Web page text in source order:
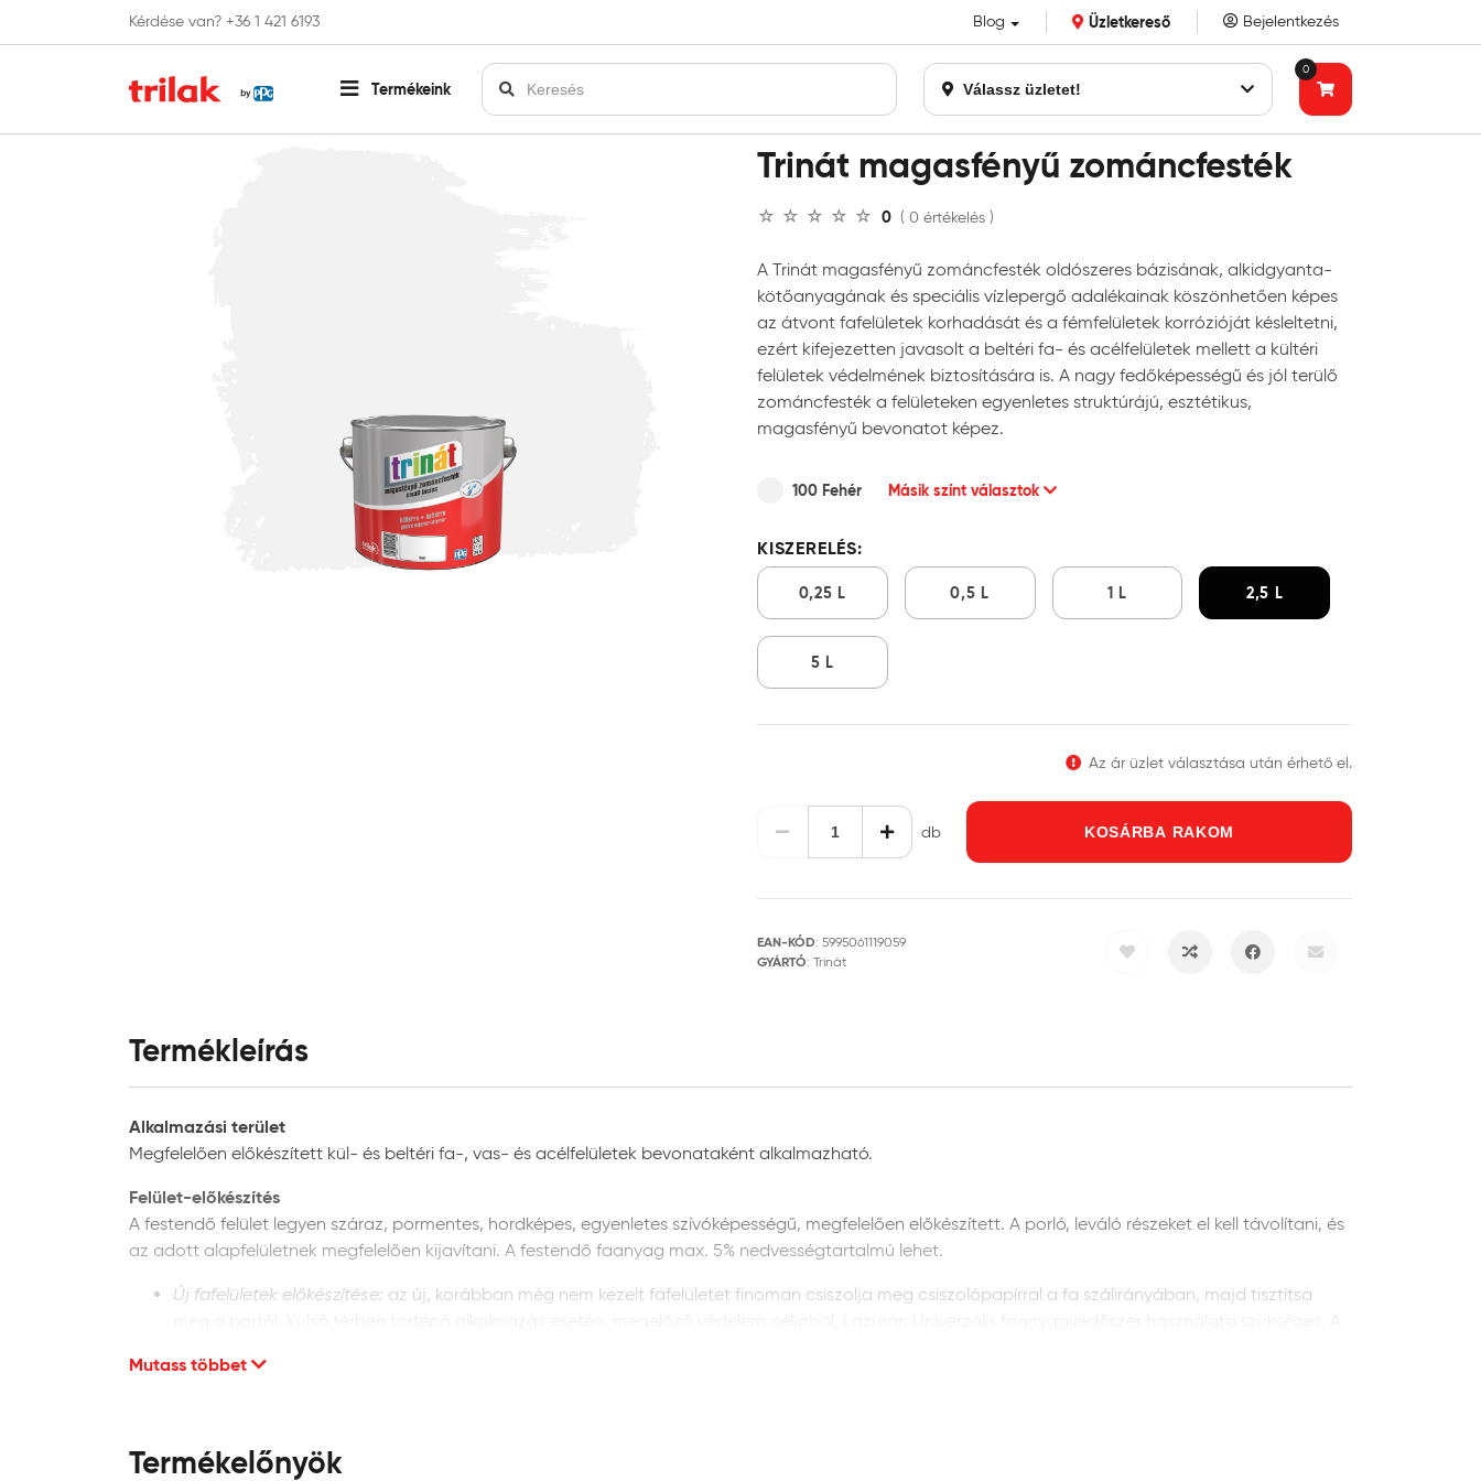
Kérdése van? +36 1 421 6193 Blog Üzletkereső Bejelentkezés
Termékeink Válassz üzletet!
0
Fontos tájékoztatás! Webshopunk hamarosan bezárásra kerül. Kérjük, új rendelést már ne adjon le. Köszönjük eddigi bizalmát!
Trinát magasfényű zománcfesték
0 ( 0 értékelés )
A Trinát magasfényű zománcfesték oldószeres bázisának, alkidgyanta-
kötőanyagának és speciális vízlepergő adalékainak köszönhetően képes
az átvont fafelületek korhadását és a fémfelületek korrózióját késleltetni,
ezért kifejezetten javasolt a beltéri fa- és acélfelületek mellett a kültéri
felületek védelmének biztosítására is. A nagy fedőképességű és jól terülő
zománcfesték a felületeken egyenletes struktúrájú, esztétikus,
magasfényű bevonatot képez.
100 Fehér Másik színt választok
KISZERELÉS:
0,25 L 0,5 L 1 L 2,5 L
5 L
Az ár üzlet választása után érhető el.
db KOSÁRBA RAKOM
EAN-KÓD: 5995061119059
GYÁRTÓ: Trinát
Termékleírás
Alkalmazási terület
Megfelelően előkészített kül- és beltéri fa-, vas- és acélfelületek bevonataként alkalmazható.
Felület-előkészítés
A festendő felület legyen száraz, pormentes, hordképes, egyenletes szívóképességű, megfelelően előkészített. A porló, leváló részeket el kell távolítani, és
az adott alapfelületnek megfelelően kijavítani. A festendő faanyag max. 5% nedvességtartalmú lehet.
Új fafelületek előkészítése: az új, korábban még nem kezelt fafelületet finoman csiszolja meg csiszolópapírral a fa szálirányában, majd tisztítsa
Régi fafelületek előkészítése:
Új vas-, illetve acélfelületek előkészítése:
Mutass többet
Termékelőnyök